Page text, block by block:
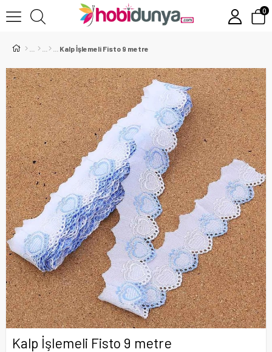
0
Kalp İşlemeli Fisto 9 metre
Kalp İşlemeli Fisto 9 metre